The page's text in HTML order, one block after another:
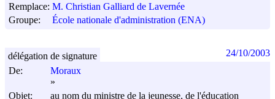
Remplace: M. Christian Galliard de Lavernée
Groupe:
École nationale d'administration (ENA)
De:
Moraux
»
Objet:
au nom du ministre de la jeunesse, de l'éducation
délégation de signature 24/10/2003